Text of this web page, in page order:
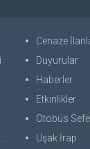
Cenaze
Duyurular
Haberler
Etkinlikler
Otobüs
Uşak İrap